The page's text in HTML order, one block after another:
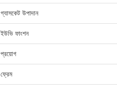
গ্যাসকেট উপাদান
ইউভি ফাংশন
প্রয়োগ
ফ্রেম